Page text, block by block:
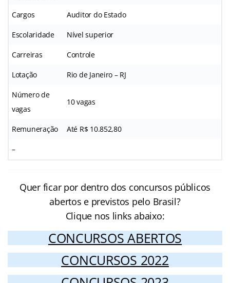
Cargos Auditor do Estado
Escolaridade Nível superior
Carreiras Controle
Lotação Rio de Janeiro – RJ
Número de
vagas
10 vagas
Remuneração Até R$ 10.852,80
–
Quer ficar por dentro dos concursos públicos
abertos e previstos pelo Brasil?
Clique nos links abaixo:
CONCURSOS ABERTOS
CONCURSOS 2022